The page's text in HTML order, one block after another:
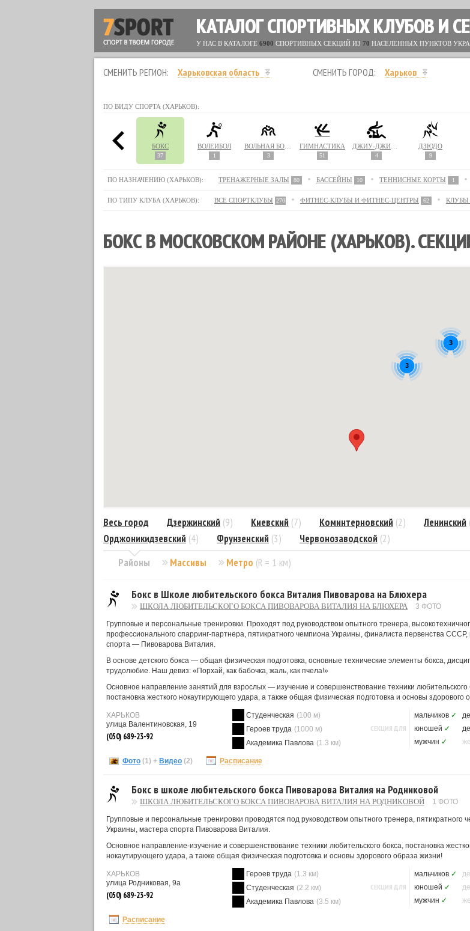
КАТАЛОГ СПОРТИВНЫХ КЛУБОВ И
У НАС В КАТАЛОГЕ 6900 СПОРТИВНЫХ СЕКЦИЙ ИЗ 70 НАСЕЛЕННЫХ ПУНКТОВ
СМЕНИТЬ РЕГИОН: Харьковская область СМЕНИТЬ ГОРОД: Харьков
ПО ВИДУ СПОРТА (ХАРЬКОВ):
БИЛЬЯРД БОКС
37
ВОЛЕЙБОЛ
1 3
ГИМНАСТИКА
51 4
ДЗЮДО
9
ПО НАЗНАЧЕНИЮ (ХАРЬКОВ): ТРЕНАЖЕРНЫЕ ЗАЛЫ 80 БАССЕЙНЫ 10 ТЕННИСНЫЕ КОРТЫ 1
ПО ТИПУ КЛУБА (ХАРЬКОВ): ВСЕ СПОРТКЛУБЫ 270 ФИТНЕС-КЛУБЫ И ФИТНЕС-ЦЕНТРЫ 62 КЛУБЫ
БОКС В МОСКОВСКОМ РАЙОНЕ (ХАРЬКОВ).
3
3
Районы
Весь город Дзержинский (9) Киевский (7) Коминтерновский (2) Ленинский
Орджоникидзевский (4) Фрунзенский (3) Червонозаводской (2)
Массивы
Метро (R = 1 км)
Бокс в Школе любительского бокса Виталия Пивоварова на Блюхера
ШКОЛА ЛЮБИТЕЛЬСКОГО БОКСА ПИВОВАРОВА ВИТАЛИЯ НА БЛЮХЕРА 3 ФОТО
Групповые и персональные тренировки. Проходят под руководством опытного тренера,
профессионального спарринг-партнера, пятикратного чемпиона Украины, финалиста первенства СССР,
спорта — Пивоварова Виталия.
В основе детского бокса — общая физическая подготовка, основные технические элементы бокса,
трудолюбие. Наш девиз: «Порхай, как бабочка, жаль, как пчела!»
Основное направление занятий для взрослых — изучение и совершенствование техники любительского
постановка жесткого нокаутирующего удара, а также общая физическая подготовка и основы здорового
ХАРЬКОВ
улица Валентиновская, 19
(050) 689-23-92
Студенческая (100 м)
Героев труда (1000 м)
Академика Павлова (1.3 км)
СЕКЦИЯ ДЛЯ
мальчиков ✓
юношей ✓
мужчин ✓
Фото (1) + Видео (2) Расписание
Бокс в школе любительского бокса Пивоварова Виталия на Родниковой
ШКОЛА ЛЮБИТЕЛЬСКОГО БОКСА ПИВОВАРОВА ВИТАЛИЯ НА РОДНИКОВОЙ 1 ФОТО
Групповые и персональные тренировки проводятся под руководством опытного тренера, пятикратного
Украины, мастера спорта Пивоварова Виталия.
Основное направление-изучение и совершенствование техники любительского бокса, постановка
нокаутирующего удара, а также общая физическая подготовка и основы здорового образа жизни!
ХАРЬКОВ
улица Родниковая, 9а
(050) 689-23-92
Героев труда (1.3 км)
Студенческая (2.2 км)
Академика Павлова (3.5 км)
СЕКЦИЯ ДЛЯ
мальчиков ✓
юношей ✓
мужчин ✓
Расписание